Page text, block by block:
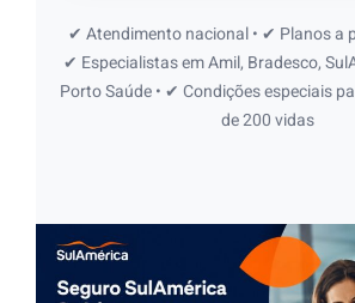
✔ Atendimento nacional • ✔ Planos a
✔ Especialistas em Amil, Bradesco,
Porto Saúde • ✔ Condições especiais
de 200 vidas